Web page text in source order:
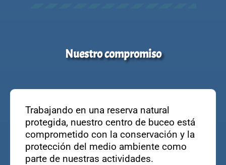
Nuestro compromiso
Trabajando en una reserva natural
protegida, nuestro centro de buceo está
comprometido con la conservación y la
protección del medio ambiente como
parte de nuestras actividades.